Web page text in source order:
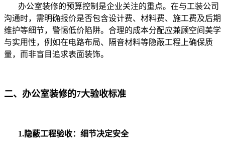
办公室装修的预算控制是企业关注的重点。在与工装公司
沟通时，需明确报价是否包含设计费、材料费、施工费及后期
维护等细节，警惕低价陷阱。合理的成本分配应兼顾空间美学
与实用性，例如在电路布局、隔音材料等隐蔽工程上确保质
量，而非盲目追求表面装饰。
二、办公室装修的7大验收标准
1.隐蔽工程验收：细节决定安全